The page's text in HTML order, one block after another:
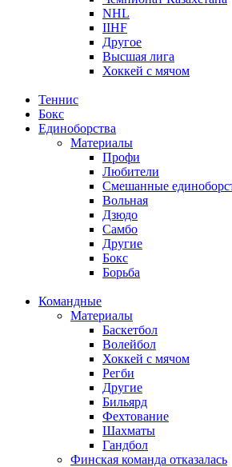
NHL
IIHF
Другое
Высшая лига
Хоккей с мячом
Теннис
Бокс
Единоборства
Материалы
Профи
Любители
Смешанные
Вольная
Дзюдо
Самбо
Другие
Бокс
Борьба
Командные
Материалы
Баскетбол
Волейбол
Хоккей с мячом
Регби
Другие
Бильярд
Фехтование
Шахматы
Гандбол
Финская команда отказалась